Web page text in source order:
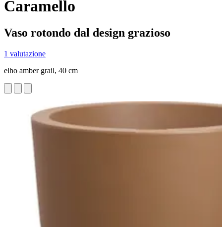
Caramello
Vaso rotondo dal design grazioso
1 valutazione
elho amber grail, 40 cm